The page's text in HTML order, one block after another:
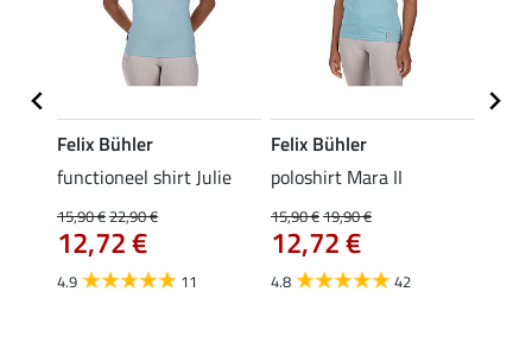
Felix Bühler
functioneel shirt Julie
15,90 €22,90 €
12,72 €
4.9 11
Felix Bühler
poloshirt Mara II
15,90 €19,90 €
12,72 €
4.8 42